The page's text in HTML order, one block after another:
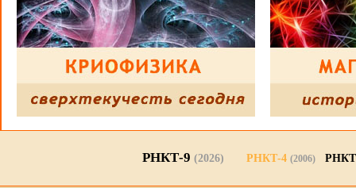
РНКТ-9 (2026) РНКТ-4 (2006)